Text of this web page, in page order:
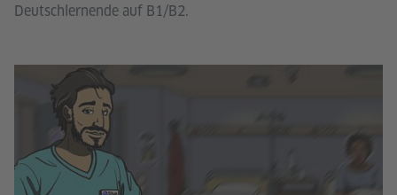
Deutschlernende auf B1/B2.